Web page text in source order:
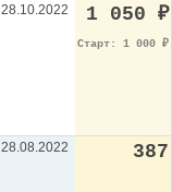
28.10.2022 1 050 ₽
Старт: 1 000 ₽
28.08.2022 387